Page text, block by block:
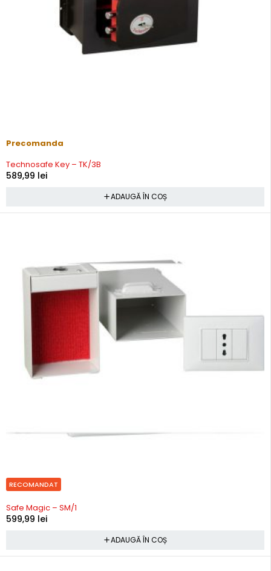
Precomanda
Technosafe Key – TK/3B
589,99 lei
ADAUGĂ ÎN COȘ
RECOMANDAT
In stoc
Safe Magic – SM/1
599,99 lei
ADAUGĂ ÎN COȘ